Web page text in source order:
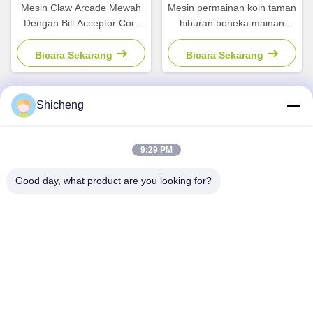
Mesin Claw Arcade Mewah
Dengan Bill Acceptor Coin
Pusher Doll Machine Kids
Games
Bicara Sekarang
Mesin permainan koin taman
hiburan boneka mainan
mesin cakar derek arkade
Bicara Sekarang
Ruang 101,No.13 Weimin Middle Road, Kota Nancun.Distrik
Shicheng
9:29 PM
Good day, what product are you looking for?